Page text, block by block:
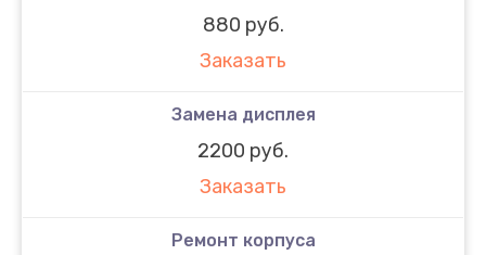
880 руб.
Заказать
Замена дисплея
2200 руб.
Заказать
Ремонт корпуса